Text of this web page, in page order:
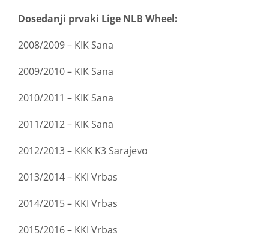
Dosedanji prvaki Lige NLB Wheel:
2008/2009 – KIK Sana
2009/2010 – KIK Sana
2010/2011 – KIK Sana
2011/2012 – KIK Sana
2012/2013 – KKK K3 Sarajevo
2013/2014 – KKI Vrbas
2014/2015 – KKI Vrbas
2015/2016 – KKI Vrbas